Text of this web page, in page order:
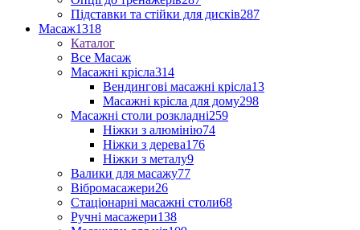
Підставки та стійки для дисків287
Масаж1318
Каталог
Все Масаж
Масажні крісла314
Вендингові масажні крісла13
Масажні крісла для дому298
Масажні столи розкладні259
Ніжки з алюмінію74
Ніжки з дерева176
Ніжки з металу9
Валики для масажу77
Вібромасажери26
Стаціонарні масажні столи68
Ручні масажери138